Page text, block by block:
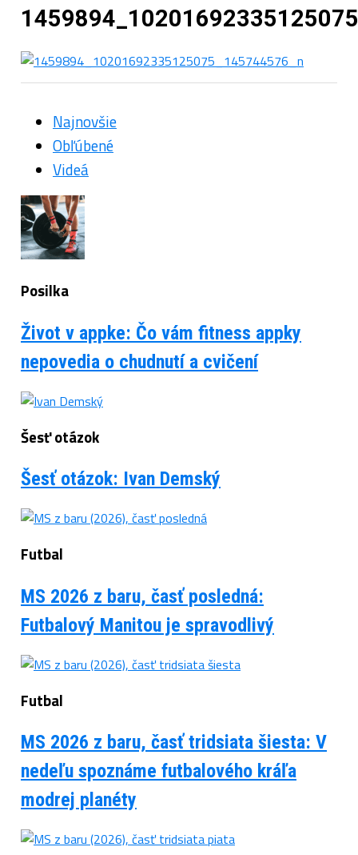
Najnovšie
Obľúbené
Videá
Posilka
Život v appke: Čo vám fitness appky
nepovedia o chudnutí a cvičení
Šesť otázok
Šesť otázok: Ivan Demský
Futbal
MS 2026 z baru, časť posledná:
Futbalový Manitou je spravodlivý
Futbal
MS 2026 z baru, časť tridsiata šiesta: V
nedeľu spoznáme futbalového kráľa
modrej planéty